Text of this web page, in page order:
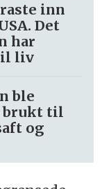
inn
Det
har
liv
ble
brukt til
og